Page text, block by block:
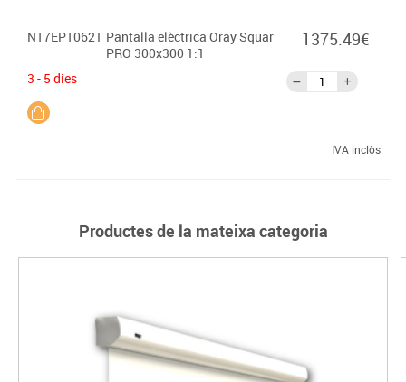
NT7EPT0621 Pantalla elèctrica Oray Squar
PRO 300x300 1:1
3 - 5 dies
1375.49€
IVA inclòs
Productes de la mateixa categoria